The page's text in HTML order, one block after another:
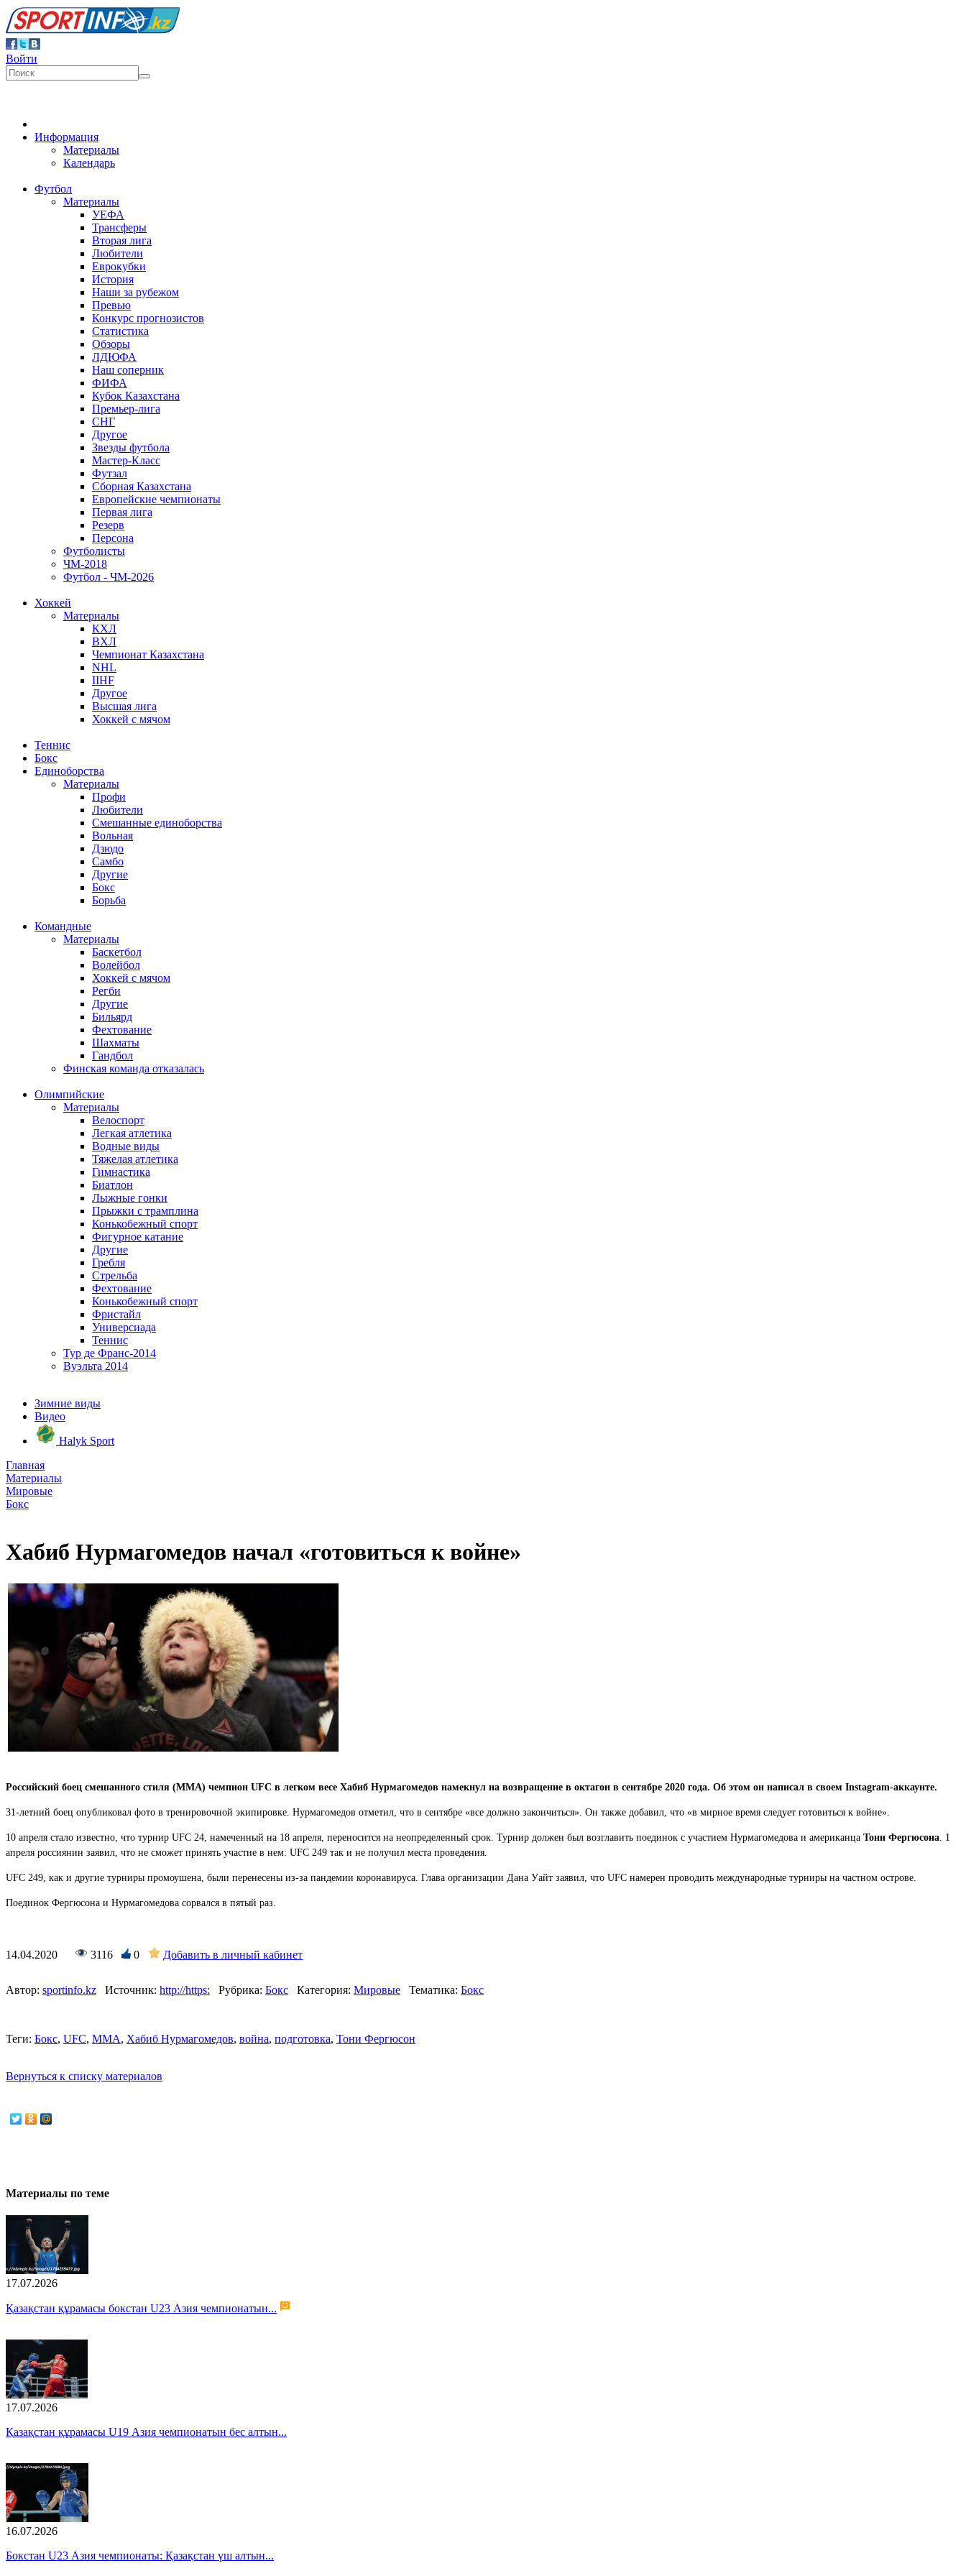
Войти
Информация
Материалы
Календарь
Футбол
Материалы
УЕФА
Трансферы
Вторая лига
Любители
Еврокубки
История
Наши за рубежом
Превью
Конкурс прогнозистов
Статистика
Обзоры
ЛДЮФА
Наш соперник
ФИФА
Кубок Казахстана
Премьер-лига
СНГ
Другое
Звезды футбола
Мастер-Класс
Футзал
Сборная Казахстана
Европейские чемпионаты
Первая лига
Резерв
Персона
Футболисты
ЧМ-2018
Футбол - ЧМ-2026
Хоккей
Материалы
КХЛ
ВХЛ
Чемпионат Казахстана
NHL
IIHF
Другое
Высшая лига
Хоккей с мячом
Теннис
Бокс
Единоборства
Материалы
Профи
Любители
Смешанные единоборства
Вольная
Дзюдо
Самбо
Другие
Бокс
Борьба
Командные
Материалы
Баскетбол
Волейбол
Хоккей с мячом
Регби
Другие
Бильярд
Фехтование
Шахматы
Гандбол
Финская команда отказалась
Олимпийские
Материалы
Велоспорт
Легкая атлетика
Водные виды
Тяжелая атлетика
Гимнастика
Биатлон
Лыжные гонки
Прыжки с трамплина
Конькобежный спорт
Фигурное катание
Другие
Гребля
Стрельба
Фехтование
Конькобежный спорт
Фристайл
Универсиада
Теннис
Тур де Франс-2014
Вуэльта 2014
Зимние виды
Видео
Halyk Sport
Главная
Материалы
Мировые
Бокс
Хабиб Нурмагомедов начал «готовиться к войне»
Российский боец смешанного стиля (MMA) чемпион UFC в легком весе Хабиб Нурмагомедов намекнул на возвращение в октагон в сентябре 2020 года. Об этом он написал в своем Instagram-аккаунте.
31-летний боец опубликовал фото в тренировочной экипировке. Нурмагомедов отметил, что в сентябре «все должно закончиться». Он также добавил, что «в мирное время следует готовиться к войне».
10 апреля стало известно, что турнир UFC 24, намеченный на 18 апреля, переносится на неопределенный срок. Турнир должен был возглавить поединок с участием Нурмагомедова и американца Тони Фергюсона . 1
апреля россиянин заявил, что не сможет принять участие в нем: UFC 249 так и не получил места проведения.
UFC 249, как и другие турниры промоушена, были перенесены из-за пандемии коронавируса. Глава организации Дана Уайт заявил, что UFC намерен проводить международные турниры на частном острове.
Поединок Фергюсона и Нурмагомедова сорвался в пятый раз.
14.04.2020 3116 0 Добавить в личный кабинет
Автор: sportinfo.kz Источник: http://https: Рубрика: Бокс Категория: Мировые Тематика: Бокс
Теги: Бокс, UFC, MMA, Хабиб Нурмагомедов, война, подготовка, Тони Фергюсон
Вернуться к списку материалов
Материалы по теме
17.07.2026
Қазақстан құрамасы бокстан U23 Азия чемпионатын...
17.07.2026
Қазақстан құрамасы U19 Азия чемпионатын бес алтын...
16.07.2026
Бокстан U23 Азия чемпионаты: Қазақстан үш алтын...